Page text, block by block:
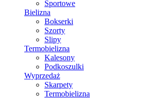
Sportowe
Bielizna
Bokserki
Szorty
Slipy
Termobielizna
Kalesony
Podkoszulki
Wyprzedaż
Skarpety
Termobielizna